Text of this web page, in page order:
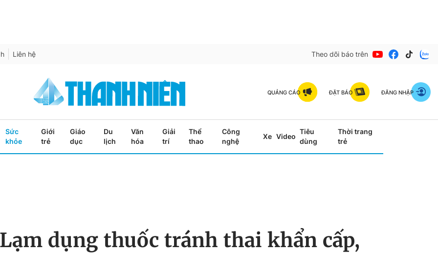
Liên hệ Theo dõi báo trên
QUẢNG CÁO ĐẶT BÁO ĐĂNG NHẬP
Sức
khỏe
Giới
trẻ
Giáo
dục
Du
lịch
Văn
hóa
Giải
trí
Thể
thao
Công
nghệ
Xe Video
Tiêu
dùng
Thời trang
trẻ
dụng thuốc tránh thai khẩn cấp,